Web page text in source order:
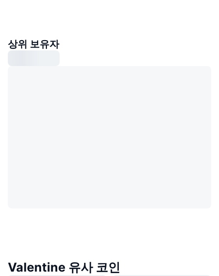
상위 보유자
Valentine 유사 코인